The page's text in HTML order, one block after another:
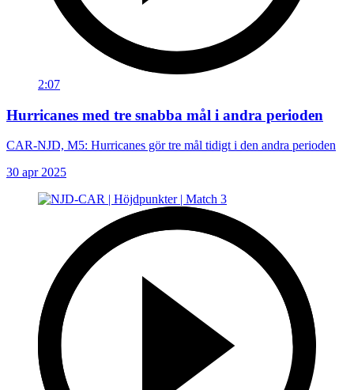
2:07
Hurricanes med tre snabba mål i andra perioden
CAR-NJD, M5: Hurricanes gör tre mål tidigt i den andra perioden
30 apr 2025